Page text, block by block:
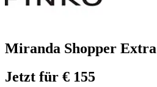
Miranda Shopper Extra
Jetzt für € 155